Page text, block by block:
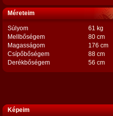
Méreteim
Súlyom
61 kg
Mellbőségem
80 cm
Magasságom
176 cm
Csípőbőségem
88 cm
Derékbőségem
56 cm
Képeim